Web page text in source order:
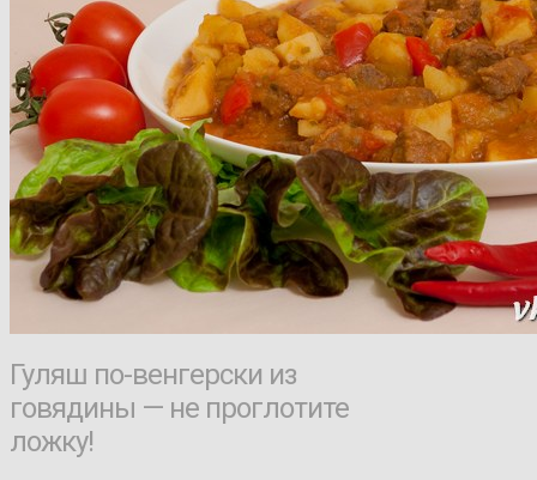
Гуляш по-венгерски из
говядины — не проглотите
ложку!